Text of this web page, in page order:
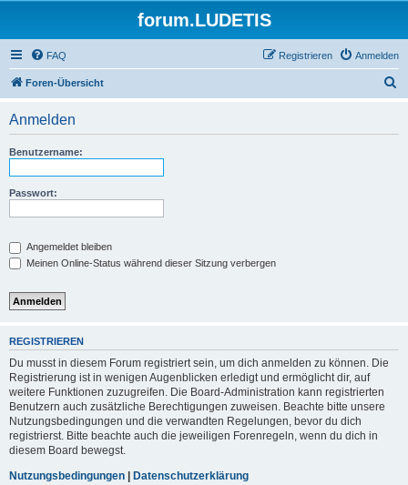
forum.LUDETIS
FAQ Anmelden
Registrieren
Foren-Übersicht
Anmelden
Benutzername:
Passwort:
Angemeldet bleiben
Meinen Online-Status während dieser Sitzung verbergen
REGISTRIEREN
Du musst in diesem Forum registriert sein, um dich anmelden zu können. Die
Registrierung ist in wenigen Augenblicken erledigt und ermöglicht dir, auf
weitere Funktionen zuzugreifen. Die Board-Administration kann registrierten
Benutzern auch zusätzliche Berechtigungen zuweisen. Beachte bitte unsere
Nutzungsbedingungen und die verwandten Regelungen, bevor du dich
registrierst. Bitte beachte auch die jeweiligen Forenregeln, wenn du dich in
diesem Board bewegst.
Nutzungsbedingungen | Datenschutzerklärung